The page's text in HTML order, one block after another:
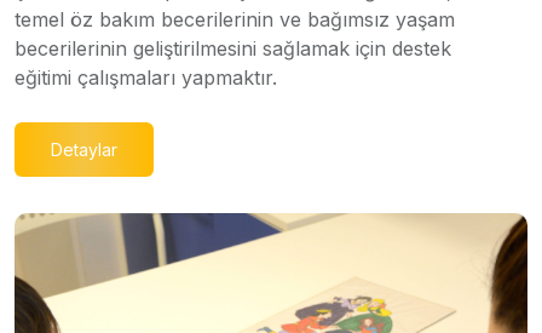
temel öz bakım becerilerinin ve bağımsız yaşam
becerilerinin geliştirilmesini sağlamak için destek
eğitimi çalışmaları yapmaktır.
Detaylar